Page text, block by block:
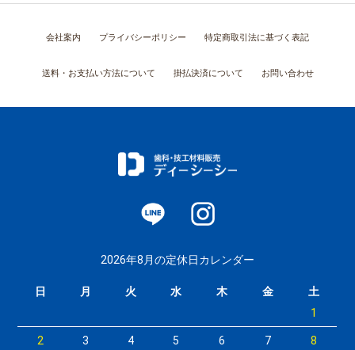
会社案内 プライバシーポリシー 特定商取引法に基づく表記
送料・お支払い方法について 掛払決済について お問い合わせ
2026年8月の定休日カレンダー
日 月 火 水 木 金
土
1
2 3 4 5 6 7 8